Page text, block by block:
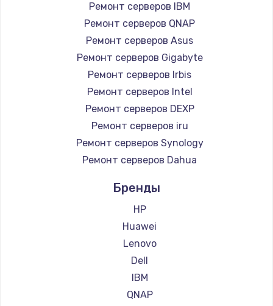
Ремонт серверов IBM
Ремонт серверов QNAP
Ремонт серверов Asus
Ремонт серверов Gigabyte
Ремонт серверов Irbis
Ремонт серверов Intel
Ремонт серверов DEXP
Ремонт серверов iru
Ремонт серверов Synology
Ремонт серверов Dahua
Бренды
HP
Huawei
Lenovo
Dell
IBM
QNAP